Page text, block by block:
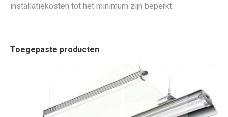
installatiekosten tot het minimum zijn beperkt.
Toegepaste producten
Lumestra Easy Connect LED Lichtlijn